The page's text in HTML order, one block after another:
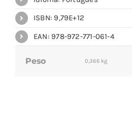
ISBN: 9,79E+12
EAN: 978-972-771-061-4
Peso 0,366 kg